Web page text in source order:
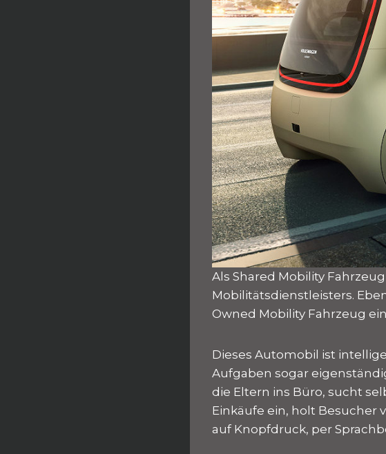
Als Shared Mobility
Mobilitätsdienstleisters.
Owned Mobility Fahrzeug
Dieses Automobil ist
Aufgaben sogar
die Eltern ins Büro, sucht
Einkäufe ein, holt Besucher
auf Knopfdruck, per